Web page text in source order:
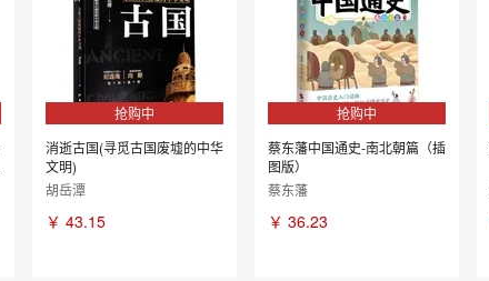
抢购中
消逝古国(寻觅古国废墟的中华
文明)
胡岳潭
￥ 43.15
抢购中
蔡东藩中国通史-南北朝篇（插
图版）
蔡东藩
￥ 36.23